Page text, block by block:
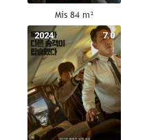
Mis 84 m²
7.0
2024